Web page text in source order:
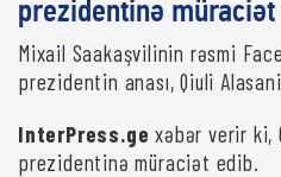
prezidentinə
Mixail Saakaşvilinin rəsmi
prezidentin anası, Qiuli
InterPress.ge xəbər verir ki,
prezidentinə müraciət edib.